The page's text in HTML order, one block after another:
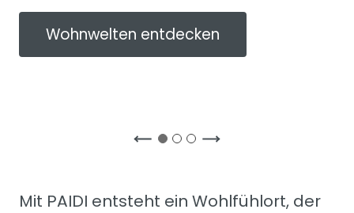
Wohnwelten entdecken
Mit PAIDI entsteht ein Wohlfühlort, der